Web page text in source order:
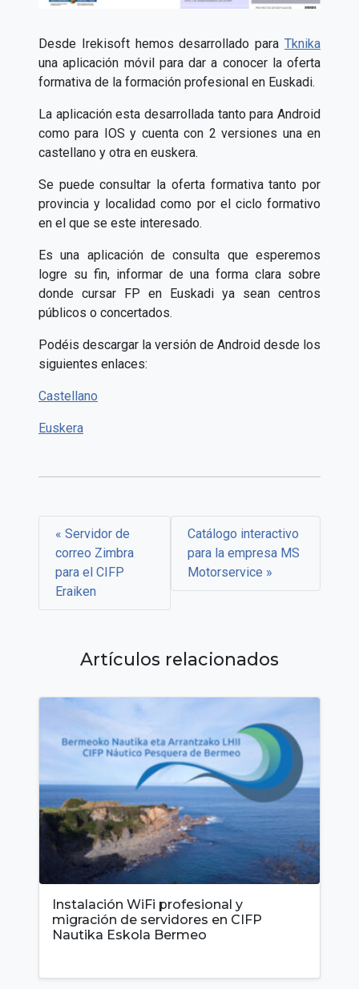
Desde Irekisoft hemos desarrollado para Tknika
una aplicación móvil para dar a conocer la oferta
formativa de la formación profesional en Euskadi.
La aplicación esta desarrollada tanto para Android
como para IOS y cuenta con 2 versiones una en
castellano y otra en euskera.
Se puede consultar la oferta formativa tanto por
provincia y localidad como por el ciclo formativo
en el que se este interesado.
Es una aplicación de consulta que esperemos
logre su fin, informar de una forma clara sobre
donde cursar FP en Euskadi ya sean centros
públicos o concertados.
Podéis descargar la versión de Android desde los
siguientes enlaces:
Castellano
Euskera
Servidor de
correo Zimbra
para el CIFP
Eraiken
Catálogo interactivo
para la empresa MS
Motorservice
Artículos relacionados
Instalación WiFi profesional y
migración de servidores en CIFP
Nautika Eskola Bermeo